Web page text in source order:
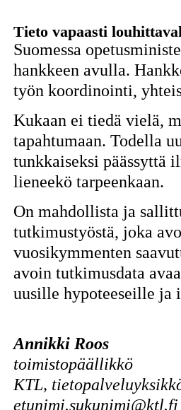
Tieto vapaasti
Suomessa
hankkeen avulla.
työn koordinointi,
Kukaan ei tiedä vielä,
tapahtumaan. Todella
tunkkaiseksi päässyttä
lieneekö tarpeenkaan.
On mahdollista ja
tutkimustyöstä, joka
vuosikymmenten
avoin tutkimusdata
uusille hypoteeseille ja
Annikki Roos
toimistopäällikkö
KTL,
etunimi.sukunimi@ktl.fi